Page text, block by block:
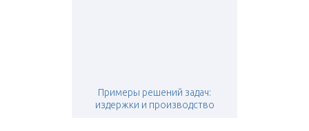
Примеры решений задач:
издержки и производство